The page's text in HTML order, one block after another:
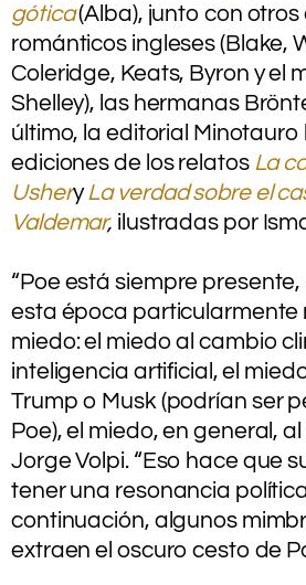
gótica(Alba), junto con
románticos ingleses (Blake,
Coleridge, Keats, Byron y el
Shelley), las hermanas
último, la editorial
ediciones de los relatos La
UsheryLa verdad sobre el
Valdemar, ilustradas por
“Poe está siempre
esta época particularmente
miedo: el miedo al cambio
inteligencia artificial, el
Trump o Musk (podrían ser
Poe), el miedo, en general,
Jorge Volpi. “Eso hace que
tener una resonancia
continuación, algunos
extraen el oscuro cesto de